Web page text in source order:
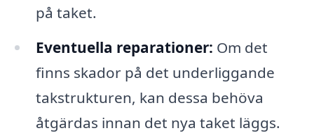
på taket.
Eventuella reparationer: Om det
finns skador på det underliggande
takstrukturen, kan dessa behöva
åtgärdas innan det nya taket läggs.